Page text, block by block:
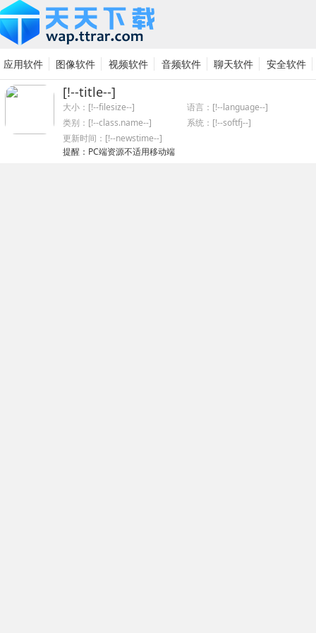
应用软件 图像软件 视频软件 音频软件 聊天软件 安全软件
系统软件 网络软件 硬件驱动
[!--title--]
大小：[!--filesize--]
语言：[!--language--]
类别： [!--class.name--]
系统：[!--softfj--]
更新时间：[!--newstime--]
提醒：PC端资源不适用移动端